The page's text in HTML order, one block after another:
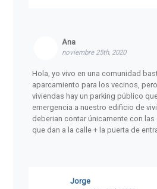
Ana
noviembre 25th, 2020
Hola, yo vivo en una comunidad
aparcamiento para los vecinos,
viviendas hay un parking público
emergencia a nuestro edificio de
deberian contar únicamente con
que dan a la calle + la puerta de
Jorge